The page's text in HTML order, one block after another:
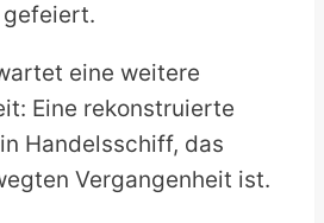
gefeiert.
eine weitere
Eine rekonstruierte
Handelsschiff, das
Vergangenheit ist.